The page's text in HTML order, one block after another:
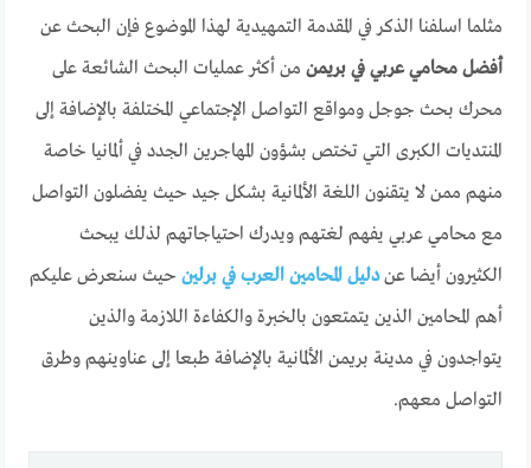
مثلما اسلفنا الذكر في المقدمة التمهيدية لهذا الموضوع فإن البحث عن
أفضل محامي عربي في بريمن من أكثر عمليات البحث الشائعة على
محرك بحث جوجل ومواقع التواصل الإجتماعي المختلفة بالإضافة إلى
المنتديات الكبرى التي تختص بشؤون المهاجرين الجدد في ألمانيا خاصة
منهم ممن لا يتقنون اللغة الألمانية بشكل جيد حيث يفضلون التواصل
مع محامي عربي يفهم لغتهم ويدرك احتياجاتهم لذلك يبحث
الكثيرون أيضا عندليل المحامين العرب في برلين حيث سنعرض عليكم
أهم المحامين الذين يتمتعون بالخبرة والكفاءة اللازمة والذين
يتواجدون في مدينة بريمن الألمانية بالإضافة طبعا إلى عناوينهم وطرق
التواصل معهم.